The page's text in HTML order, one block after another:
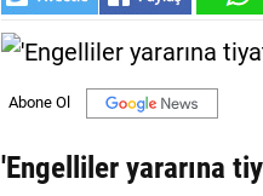
'Engelliler yararına